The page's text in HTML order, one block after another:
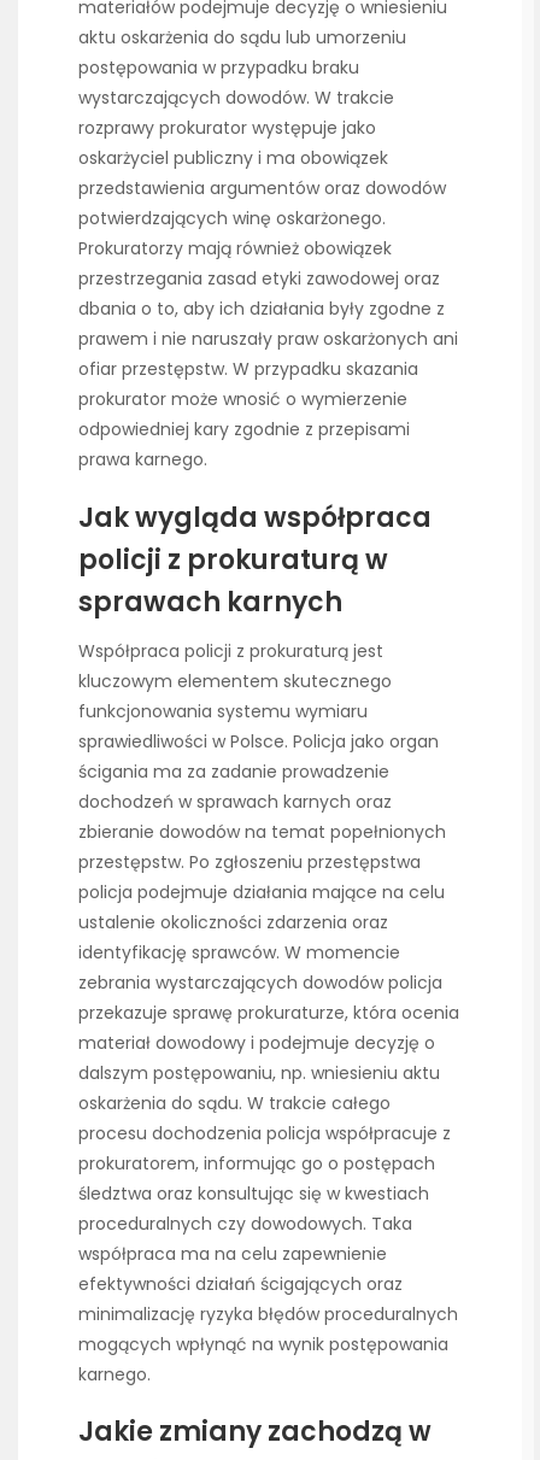
materiałów podejmuje decyzję o wniesieniu
aktu oskarżenia do sądu lub umorzeniu
postępowania w przypadku braku
wystarczających dowodów. W trakcie
rozprawy prokurator występuje jako
oskarżyciel publiczny i ma obowiązek
przedstawienia argumentów oraz dowodów
potwierdzających winę oskarżonego.
Prokuratorzy mają również obowiązek
przestrzegania zasad etyki zawodowej oraz
dbania o to, aby ich działania były zgodne z
prawem i nie naruszały praw oskarżonych ani
ofiar przestępstw. W przypadku skazania
prokurator może wnosić o wymierzenie
odpowiedniej kary zgodnie z przepisami
prawa karnego.
Jak wygląda współpraca
policji z prokuraturą w
sprawach karnych
Współpraca policji z prokuraturą jest
kluczowym elementem skutecznego
funkcjonowania systemu wymiaru
sprawiedliwości w Polsce. Policja jako organ
ścigania ma za zadanie prowadzenie
dochodzeń w sprawach karnych oraz
zbieranie dowodów na temat popełnionych
przestępstw. Po zgłoszeniu przestępstwa
policja podejmuje działania mające na celu
ustalenie okoliczności zdarzenia oraz
identyfikację sprawców. W momencie
zebrania wystarczających dowodów policja
przekazuje sprawę prokuraturze, która ocenia
materiał dowodowy i podejmuje decyzję o
dalszym postępowaniu, np. wniesieniu aktu
oskarżenia do sądu. W trakcie całego
procesu dochodzenia policja współpracuje z
prokuratorem, informując go o postępach
śledztwa oraz konsultując się w kwestiach
proceduralnych czy dowodowych. Taka
współpraca ma na celu zapewnienie
efektywności działań ścigających oraz
minimalizację ryzyka błędów proceduralnych
mogących wpłynąć na wynik postępowania
karnego.
Jakie zmiany zachodzą w